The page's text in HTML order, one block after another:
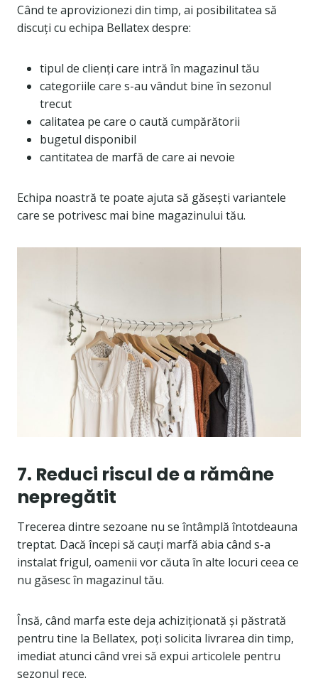
Când te aprovizionezi din timp, ai posibilitatea să
discuți cu echipa Bellatex despre:
tipul de clienți care intră în magazinul tău
categoriile care s-au vândut bine în sezonul
trecut
calitatea pe care o caută cumpărătorii
bugetul disponibil
cantitatea de marfă de care ai nevoie
Echipa noastră te poate ajuta să găsești variantele
care se potrivesc mai bine magazinului tău.
7. Reduci riscul de a rămâne
nepregătit
Trecerea dintre sezoane nu se întâmplă întotdeauna
treptat. Dacă începi să cauți marfă abia când s-a
instalat frigul, oamenii vor căuta în alte locuri ceea ce
nu găsesc în magazinul tău.
Însă, când marfa este deja achiziționată și păstrată
pentru tine la Bellatex, poți solicita livrarea din timp,
imediat atunci când vrei să expui articolele pentru
sezonul rece.